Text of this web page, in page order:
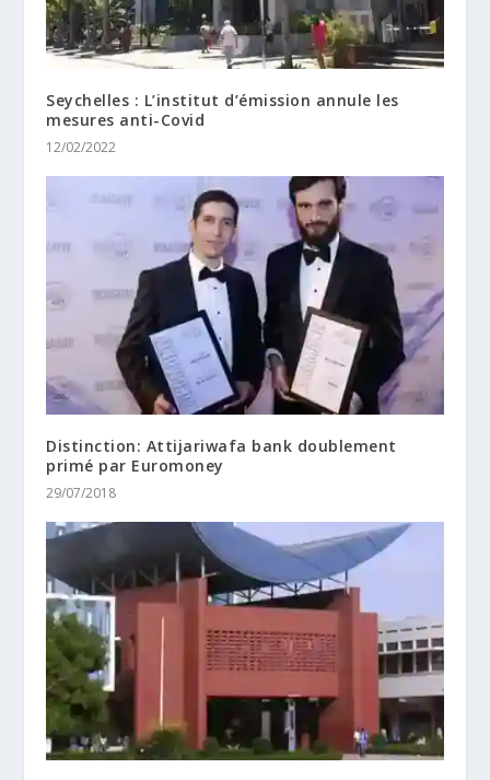
Seychelles : L’institut d’émission annule les
mesures anti-Covid
12/02/2022
Distinction: Attijariwafa bank doublement
primé par Euromoney
29/07/2018